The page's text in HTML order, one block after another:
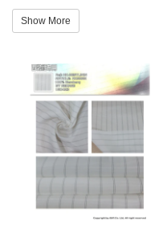
Show More